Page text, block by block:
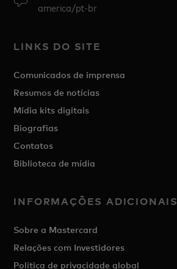
america/pt-br
LINKS DO SITE
Comunicados de imprensa
Resumos de notícias
Mídia kits digitais
Biografias
Contatos
Biblioteca de mídia
INFORMAÇÕES ADICIONAIS
Sobre a Mastercard
Relações com Investidores
Política de privacidade global